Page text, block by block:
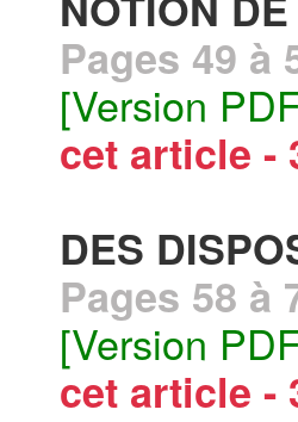
Pages 49 à
[Version
cet article -
DES
Pages 58 à
[Version
cet article -